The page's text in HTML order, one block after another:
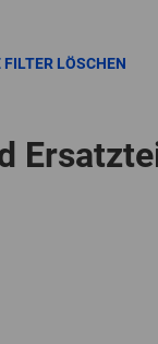
FILTER LÖSCHEN